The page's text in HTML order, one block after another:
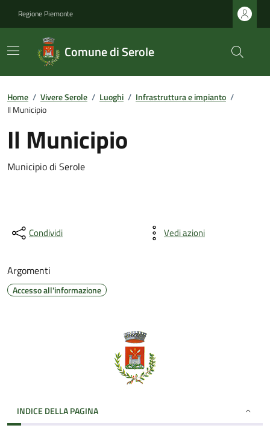
Regione Piemonte
Comune di Serole
Home / Vivere Serole / Luoghi / Infrastruttura e impianto /
Il Municipio
Il Municipio
Municipio di Serole
Condividi Vedi azioni
Argomenti
Accesso all'informazione
INDICE DELLA PAGINA